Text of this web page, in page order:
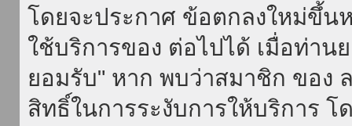
โดยจะประกาศ ข้อตกลงใหม่ขึ้น
ใช้บริการของ ต่อไปได้ เมื่อท่า
ยอมรับ" หาก พบว่าสมาชิก ของ
สิทธิ์ในการระงับการให้บริการ